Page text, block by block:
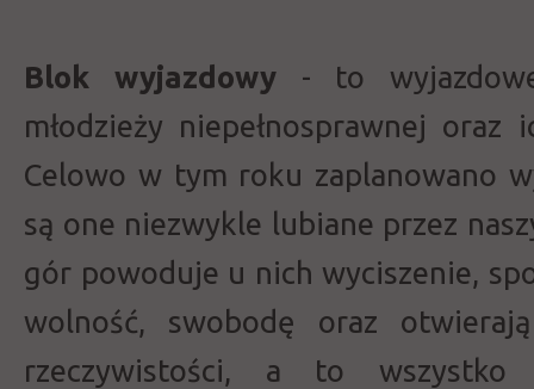
Blok wyjazdowy- to
młodzieży niepełnosprawnej
Celowo w tym roku zaplanowano
są one niezwykle lubiane przez
gór powoduje u nich wyciszenie,
wolność, swobodę oraz
rzeczywistości, a to wszystko